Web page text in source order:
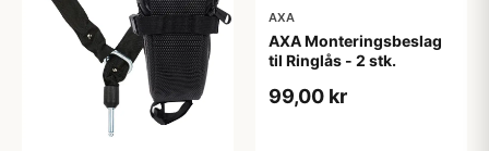
AXA
AXA Monteringsbeslag
til Ringlås - 2 stk.
99,00 kr